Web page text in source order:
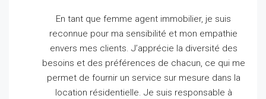
En tant que femme agent immobilier, je suis
reconnue pour ma sensibilité et mon empathie
envers mes clients. J’apprécie la diversité des
besoins et des préférences de chacun, ce qui me
permet de fournir un service sur mesure dans la
location résidentielle. Je suis responsable à